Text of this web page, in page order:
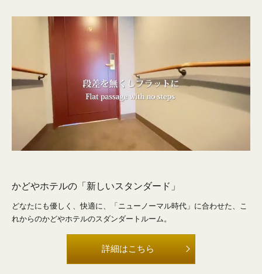
かどやホテルの「新しいスタンダード」
どなたにも優しく、快適に、「ニューノーマル時代」に合わせた、こ
れからのかどやホテルのスダンダートルーム。
詳細はこちら